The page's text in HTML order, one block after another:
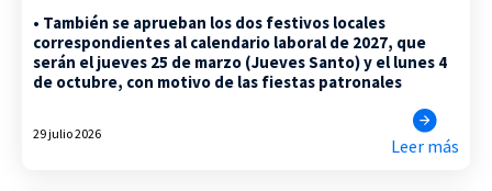
• También se aprueban los dos festivos locales
correspondientes al calendario laboral de 2027, que
serán el jueves 25 de marzo (Jueves Santo) y el lunes 4
de octubre, con motivo de las fiestas patronales
29 julio 2026
Leer más